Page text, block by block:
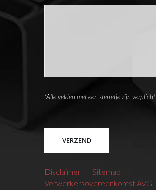
*Alle velden met een sterretje zijn verplicht
Disclaimer
Sitemap
Verwerkersovereenkomst AVG